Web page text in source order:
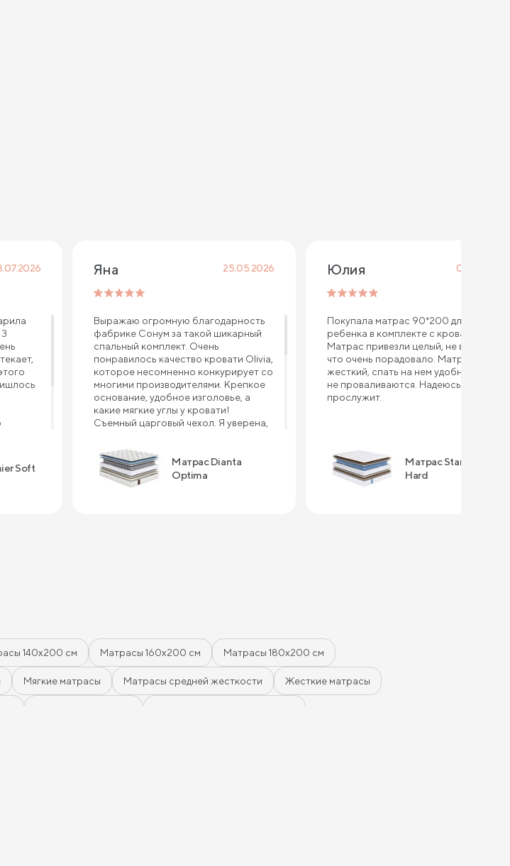
не
Soft
Яна 25.05.2026
Выражаю огромную благодарность
фабрике Сонум за такой шикарный
спальный комплект. Очень
понравилось качество кровати Olivia,
которое несомненно конкурирует со
многими производителями. Крепкое
основание, удобное изголовье, а
какие мягкие углы у кровати!
Съемный царговый чехол. Я уверена,
с предыдущей кроватью другого
производителя примерно через год
это случилось. А матрас - это
отдельный шедевр! Выдерживает
Матрас Dianta
Optima
Юлия 08.04.2026
Покупала матрас 90*200 для
ребенка в комплекте с кроватью.
Матрас привезли целый, не всткурке,
что очень порадовало. Матрас
жесткий, спать на нем удобно, бока
не проваливаются. Надеюсь долго
прослужит.
Матрас Standart
Hard
140х200 см Матрасы 160x200 см Матрасы 180х200 см
Мягкие матрасы Матрасы средней жесткости Жесткие матрасы